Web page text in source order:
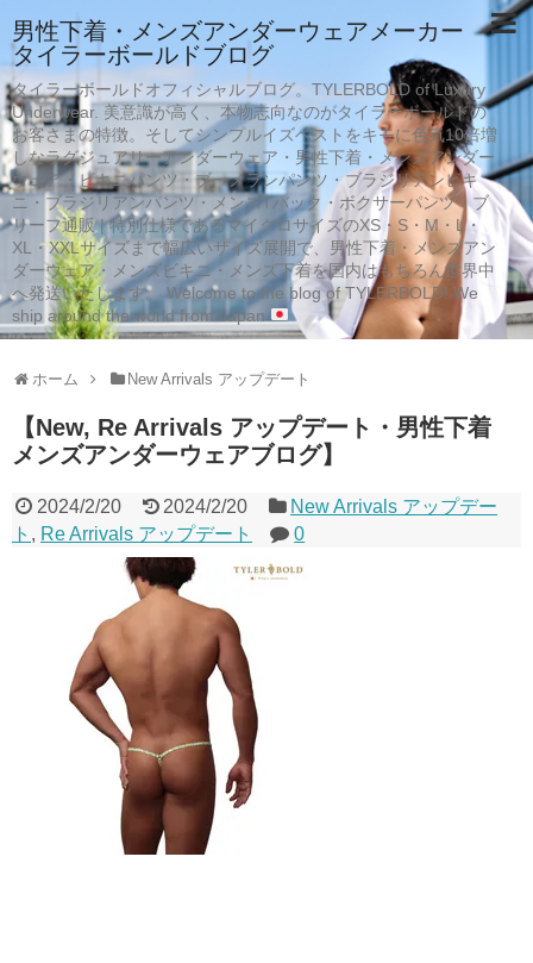
男性下着・メンズアンダーウェアメーカー
タイラーボールドブログ
タイラーボールドオフィシャルブログ。TYLERBOLD of Luxury
Underwear. 美意識が高く、本物志向なのがタイラーボールドの
お客さまの特徴。そしてシンプルイズベストをキモに色気10倍増
しなラグジュアリーアンダーウェア・男性下着・メンズアンダー
ウェア・ビキニパンツ・ブーメランパンツ・ブラジリアンビキ
ニ・ブラジリアンパンツ・メンズTバック・ボクサーパンツ・ブ
リーフ通販 | 特別仕様であるマイクロサイズのXS・S・M・L・
XL・XXLサイズまで幅広いサイズ展開で、男性下着・メンズアン
ダーウェア・メンズビキニ・メンズ下着を国内はもちろん世界中
へ発送いたします。 Welcome to the blog of TYLERBOLD! We
ship around the world from Japan
ホーム New Arrivals アップデート
【New, Re Arrivals アップデート・男性下着
メンズアンダーウェアブログ】
2024/2/20 2024/2/20
New Arrivals アップデー
ト , Re Arrivals アップデート 0